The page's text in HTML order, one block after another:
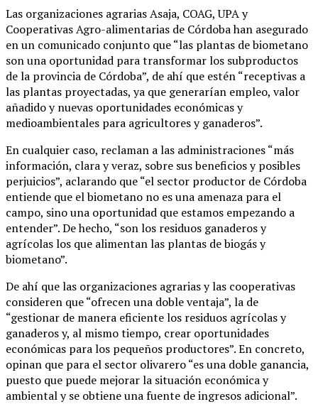
Las organizaciones agrarias Asaja, COAG, UPA y
Cooperativas Agro-alimentarias de Córdoba han asegurado
en un comunicado conjunto que “las plantas de biometano
son una oportunidad para transformar los subproductos
de la provincia de Córdoba”, de ahí que estén “receptivas a
las plantas proyectadas, ya que generarían empleo, valor
añadido y nuevas oportunidades económicas y
medioambientales para agricultores y ganaderos”.
En cualquier caso, reclaman a las administraciones “más
información, clara y veraz, sobre sus beneficios y posibles
perjuicios”, aclarando que “el sector productor de Córdoba
entiende que el biometano no es una amenaza para el
campo, sino una oportunidad que estamos empezando a
entender”. De hecho, “son los residuos ganaderos y
agrícolas los que alimentan las plantas de biogás y
biometano”.
De ahí que las organizaciones agrarias y las cooperativas
consideren que “ofrecen una doble ventaja”, la de
“gestionar de manera eficiente los residuos agrícolas y
ganaderos y, al mismo tiempo, crear oportunidades
económicas para los pequeños productores”. En concreto,
opinan que para el sector olivarero “es una doble ganancia,
puesto que puede mejorar la situación económica y
ambiental y se obtiene una fuente de ingresos adicional”.